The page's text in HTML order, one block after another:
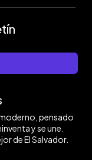
pensado
y se une.
de El Salvador.